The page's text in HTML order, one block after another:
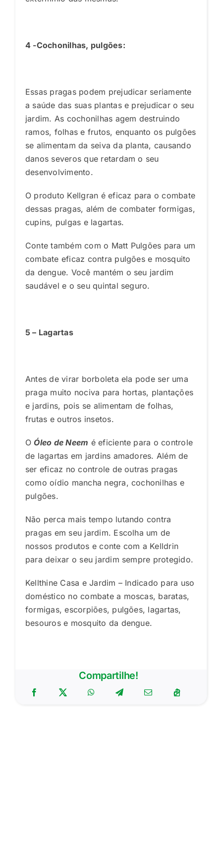
4 -Cochonilhas, pulgões:
Essas pragas podem prejudicar seriamente
a saúde das suas plantas e prejudicar o seu
jardim. As cochonilhas agem destruindo
ramos, folhas e frutos, enquanto os pulgões
se alimentam da seiva da planta, causando
danos severos que retardam o seu
desenvolvimento.
O produto Kellgran é eficaz para o combate
dessas pragas, além de combater formigas,
cupins, pulgas e lagartas.
Conte também com o Matt Pulgões para um
combate eficaz contra pulgões e mosquito
da dengue. Você mantém o seu jardim
saudável e o seu quintal seguro.
5 – Lagartas
Antes de virar borboleta ela pode ser uma
praga muito nociva para hortas, plantações
e jardins, pois se alimentam de folhas,
frutas e outros insetos.
O Óleo de Neem é eficiente para o controle
de lagartas em jardins amadores. Além de
ser eficaz no controle de outras pragas
como oídio mancha negra, cochonilhas e
pulgões.
Não perca mais tempo lutando contra
pragas em seu jardim. Escolha um de
nossos produtos e conte com a Kelldrin
para deixar o seu jardim sempre protegido.
Kellthine Casa e Jardim – Indicado para uso
doméstico no combate a moscas, baratas,
formigas, escorpiões, pulgões, lagartas,
besouros e mosquito da dengue.
Compartilhe!